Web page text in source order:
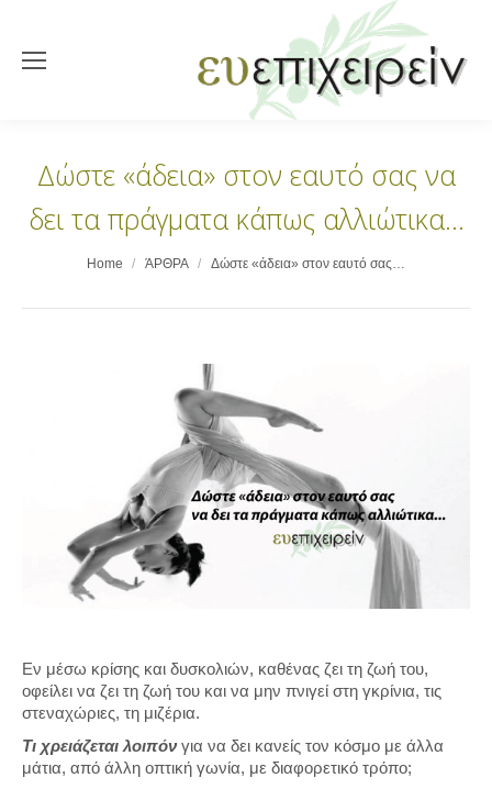
Δώστε «άδεια» στον εαυτό σας να
δει τα πράγματα κάπως αλλιώτικα…
You are here:
Home ΆΡΘΡΑ Δώστε «άδεια» στον εαυτό σας…
Εν μέσω κρίσης και δυσκολιών, καθένας ζει τη ζωή του,
οφείλει να ζει τη ζωή του και να μην πνιγεί στη γκρίνια, τις
στεναχώριες, τη μιζέρια.
Τι χρειάζεται λοιπόν για να δει κανείς τον κόσμο με άλλα
μάτια, από άλλη οπτική γωνία, με διαφορετικό τρόπο;